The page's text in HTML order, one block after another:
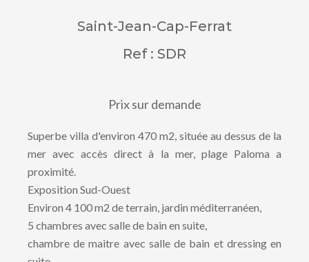
Saint-Jean-Cap-Ferrat
Ref : SDR
Prix sur demande
Superbe villa d'environ 470 m2, située au dessus de la
mer avec accès direct à la mer, plage Paloma a
proximité.
Exposition Sud-Ouest
Environ 4 100 m2 de terrain, jardin méditerranéen,
5 chambres avec salle de bain en suite,
chambre de maitre avec salle de bain et dressing en